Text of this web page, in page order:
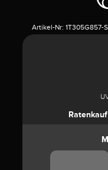
Artikel-Nr: 1T305G857-
Ratenkauf